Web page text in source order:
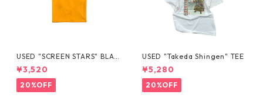
USED "SCREEN STARS" BLAN
K TEE
¥3,520
20%OFF
USED "Takeda Shingen" TEE
¥5,280
20%OFF